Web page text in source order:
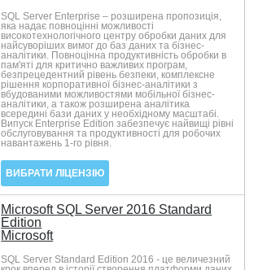
SQL Server Enterprise – розширена пропозиція,
яка надає повноцінні можливості
високотехнологічного центру обробки даних для
найсуворіших вимог до баз даних та бізнес-
аналітики. Повноцінна продуктивність обробки в
пам'яті для критично важливих програм,
безпрецедентний рівень безпеки, комплексне
рішення корпоративної бізнес-аналітики з
вбудованими можливостями мобільної бізнес-
аналітики, а також розширена аналітика
всередині бази даних у необхідному масштабі.
Випуск Enterprise Edition забезпечує найвищі рівні
обслуговування та продуктивності для робочих
навантажень 1-го рівня.
ВИБРАТИ ЛІЦЕНЗІЮ
Microsoft SQL Server 2016 Standard
Edition
Microsoft
SQL Server Standard Edition 2016 - це величезний